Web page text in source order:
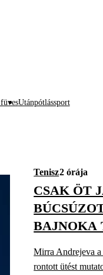
Utánpótlássport
Tenisz2 órája
CSAK ÖT
BAJNOKA
Mirra Andrejeva
rontott ütést